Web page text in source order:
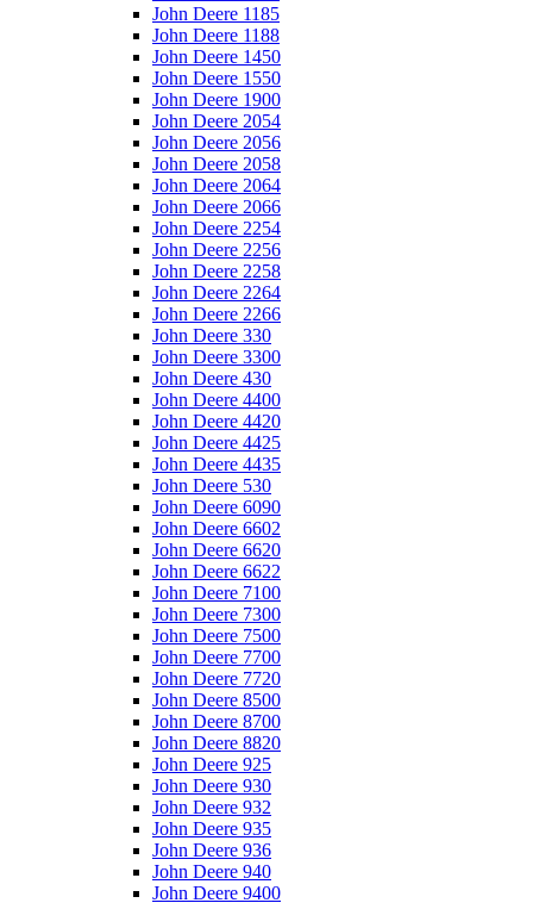
John Deere 1185
John Deere 1188
John Deere 1450
John Deere 1550
John Deere 1900
John Deere 2054
John Deere 2056
John Deere 2058
John Deere 2064
John Deere 2066
John Deere 2254
John Deere 2256
John Deere 2258
John Deere 2264
John Deere 2266
John Deere 330
John Deere 3300
John Deere 430
John Deere 4400
John Deere 4420
John Deere 4425
John Deere 4435
John Deere 530
John Deere 6090
John Deere 6602
John Deere 6620
John Deere 6622
John Deere 7100
John Deere 7300
John Deere 7500
John Deere 7700
John Deere 7720
John Deere 8500
John Deere 8700
John Deere 8820
John Deere 925
John Deere 930
John Deere 932
John Deere 935
John Deere 936
John Deere 940
John Deere 9400